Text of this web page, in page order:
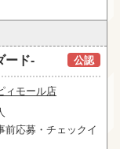
ード- 公認
ィモール店
応募・チェックイ